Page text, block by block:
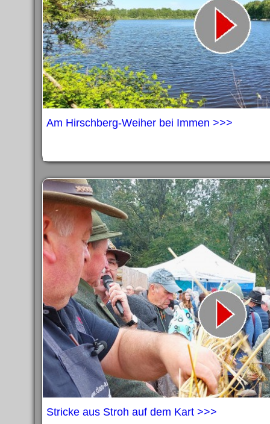
Am Hirschberg-Weiher bei Immen >>>
Stricke aus Stroh auf dem Kart >>>